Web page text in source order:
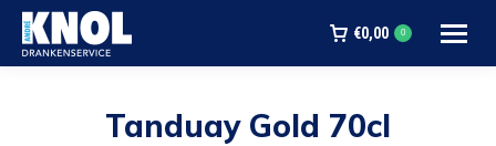
€0,00 0
Tanduay Gold 70cl